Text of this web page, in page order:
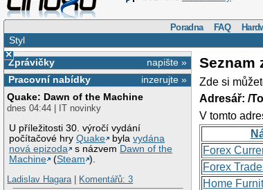
Poradna FAQ
Styl
×
napište »
Zprávičky
inzerujte »
Pracovní nabídky
Quake: Dawn of the Machine
dnes 04:44 | IT novinky
U příležitosti 30. výročí vydání
počítačové hryQuake bylavydána
nová epizoda
s názvem Dawn of the
Machine
(Steam ).
Ladislav Hagara| Komentářů: 3
Seznam
Zde si
Adresář: /
V tomto
Forex
Forex
Home